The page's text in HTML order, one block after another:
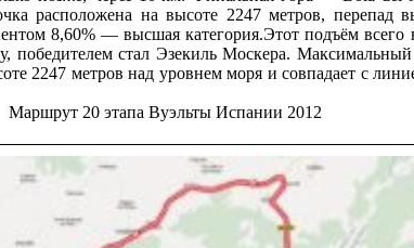
расположена на высоте 2247 метров, перепад
8,60% — высшая категория.Этот подъём всего
победителем стал Эзекиль Москера.
2247 метров над уровнем моря и совпадает с
Маршрут 20 этапа Вуэльты Испании 2012